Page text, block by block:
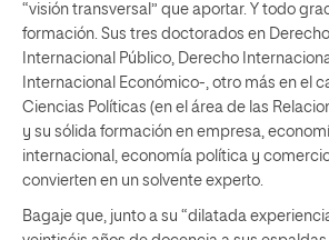
“visión transversal” que aportar. Y todo
formación. Sus tres doctorados en
Internacional Público, Derecho
Internacional Económico-, otro más en el
Ciencias Políticas (en el área de las
y su sólida formación en empresa,
internacional, economía política y
convierten en un solvente experto.
Bagaje que, junto a su “dilatada